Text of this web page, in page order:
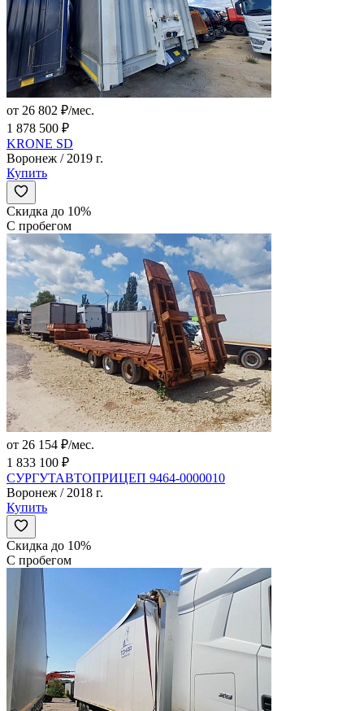
от 26 802 ₽/мес.
1 878 500 ₽
KRONE SD
Воронеж / 2019 г.
Купить
Скидка до 10%
С пробегом
от 26 154 ₽/мес.
1 833 100 ₽
СУРГУТАВТОПРИЦЕП 9464-0000010
Воронеж / 2018 г.
Купить
Скидка до 10%
С пробегом